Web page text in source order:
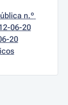
n.º
06-20
20